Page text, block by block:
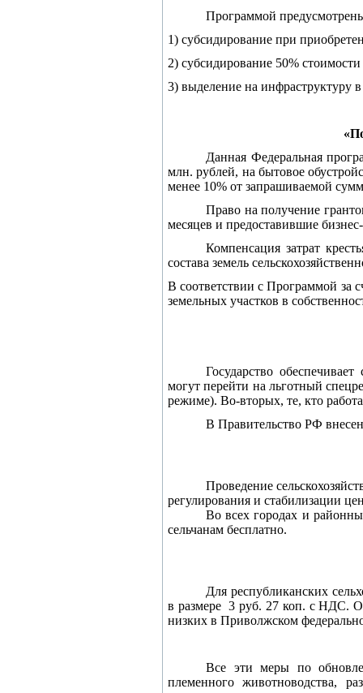
Программой
1) субсидирование при
2) субсидирование 50%
3) выделение на инфраструктуру
Данная Федеральная
млн. рублей, на бытовое
менее 10% от запрашиваемой
Право на получение
месяцев и предоставившие
Компенсация затрат
состава земель
В соответствии с Программой за
земельных участков в
Государство
могут перейти на льготный
режиме). Во-вторых, те, кто
В Правительство РФ
Проведение
регулирования и стабилизации
Во всех городах и
сельчанам бесплатно.
Для республиканских
в размере 3 руб. 27 коп. с НДС.
низких в Приволжском
Все эти меры по
племенного животноводства,